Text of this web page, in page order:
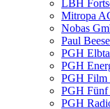
LBH
Mitropa
Nobas
Paul
PGH
PGH
PGH Film
PGH
PGH